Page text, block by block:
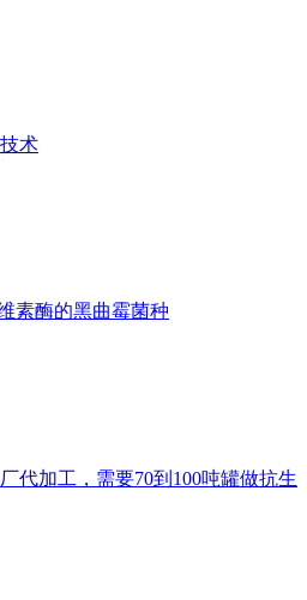
术
素酶的黑曲霉菌种
代加工，需要70到100吨罐做抗生